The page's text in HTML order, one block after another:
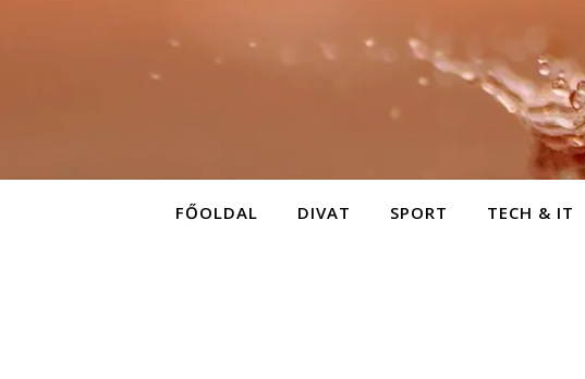
FŐOLDAL DIVAT SPORT TECH & IT